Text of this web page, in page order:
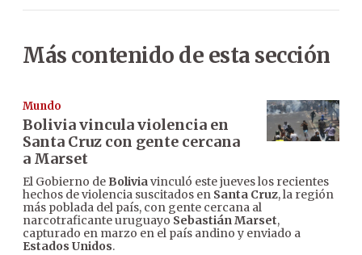
Más contenido de esta sección
Mundo
Bolivia vincula violencia en
Santa Cruz con gente cercana
a Marset
El Gobierno de Boliviavinculó este jueves los recientes
hechos de violencia suscitados en Santa Cruz, la región
más poblada del país, con gente cercana al
narcotraficante uruguayo Sebastián Marset,
capturado en marzo en el país andino y enviado a
Estados Unidos.